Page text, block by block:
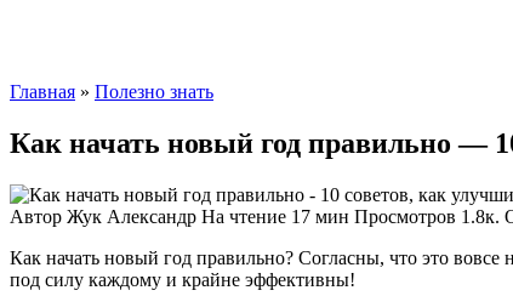
Главная » Полезно знать
Как начать новый год правильно —
Автор Жук Александр На чтение 17 мин Просмотров 1.8к.
Как начать новый год правильно? Согласны, что это
под силу каждому и крайне эффективны!